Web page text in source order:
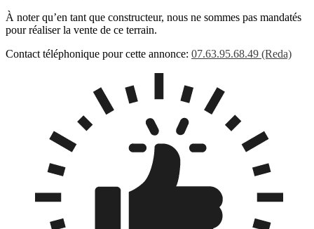
À noter qu’en tant que constructeur, nous ne sommes pas mandatés
pour réaliser la vente de ce terrain.
Contact téléphonique pour cette annonce: 07.63.95.68.49 (Reda)